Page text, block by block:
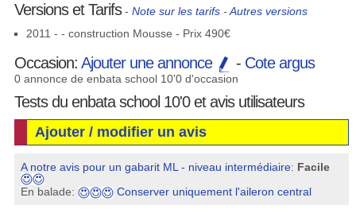
Versions et Tarifs- Note sur les tarifs-Autres versions
2011 - - construction Mousse - Prix 490€
Occasion: Ajouter une annonce - Cote argus
0 annonce de enbata school 10'0 d'occasion
Tests du enbata school 10'0 et avis utilisateurs
Ajouter / modifier un avis
A notre avis pour un gabarit ML - niveau intermédiaire: Facile
En balade:
Conserver uniquement l'aileron central